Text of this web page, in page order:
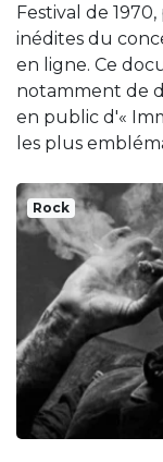
Festival de
inédites du
en ligne. Ce
notamment de
en public d'«
les plus
Rock